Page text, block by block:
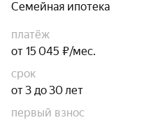
Семейная ипотека
платёж
от 15 045 ₽/мес.
срок
от 3 до 30 лет
первый взнос